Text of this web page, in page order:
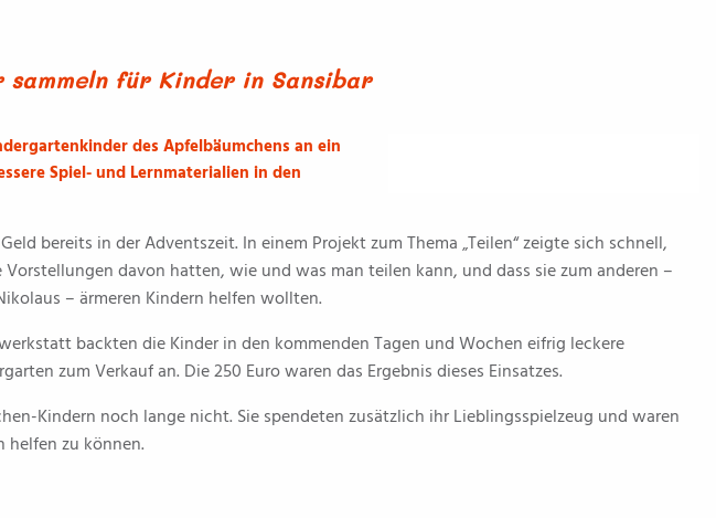
sammeln für Kinder in Sansibar
des Apfelbäumchens an ein
Spiel- und Lernmaterialien in den
bereits in der Adventszeit. In einem Projekt zum Thema „Teilen“ zeigte sich schnell,
Vorstellungen davon hatten, wie und was man teilen kann, und dass sie zum anderen –
– ärmeren Kindern helfen wollten.
backten die Kinder in den kommenden Tagen und Wochen eifrig leckere
zum Verkauf an. Die 250 Euro waren das Ergebnis dieses Einsatzes.
Kindern noch lange nicht. Sie spendeten zusätzlich ihr Lieblingsspielzeug und waren
helfen zu können.